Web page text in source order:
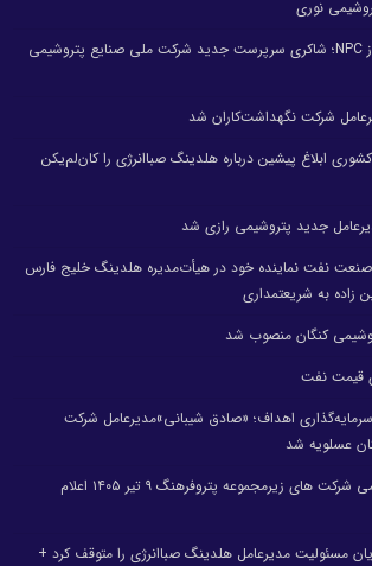
با تودیع عباس زاده از NPC؛ شاکری سرپرست جدید شرکت ملی صنایع پتروشیمی
شرکت نگهداشت‌کاران شد
ابلاغ پیشین درباره هلدینگ صباانرژی را کان‌لم‌یکن
جدید پتروشیمی رازی شد
نفت نماینده خود در هیأت‌مدیره هلدینگ خلیج فارس
زاده به شریعتمداری
کنگان منصوب شد
اهداف؛ «صادق شیبانی»مدیرعامل شرکت
عسلویه شد
نتایج آزمون استخدامی شرکت های زیرمجموعه پتروفرهنگ ۹ تیر ۱۴۰۵ اعلام
مسئولیت مدیرعامل هلدینگ صباانرژی را متوقف کرد +